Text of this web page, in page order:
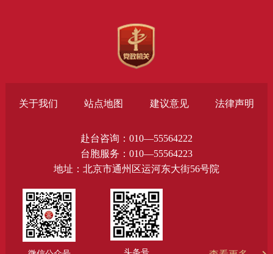
关于我们 站点地图 建议意见 法律声明
赴台咨询：010—55564222
台胞服务：010—55564223
地址：北京市通州区运河东大街56号院